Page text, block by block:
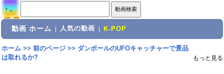
動画 ホーム 人気の動画 K-POP
ホーム>> 前のページ>> ダンボールのUFOキャッチャーで景品
は取れるか?
もっと見る